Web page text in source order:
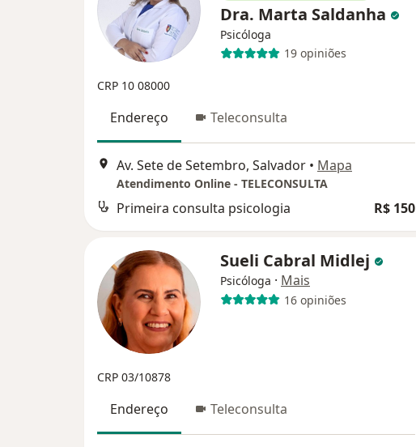
Dra. Marta Saldanha
Psicóloga
19 opiniões
CRP 10 08000
Endereço Teleconsulta
Av. Sete de Setembro, Salvador • Mapa
Atendimento Online - TELECONSULTA
Primeira consulta psicologia R$ 150
Sueli Cabral Midlej
Psicóloga · Mais
16 opiniões
CRP 03/10878
Endereço Teleconsulta